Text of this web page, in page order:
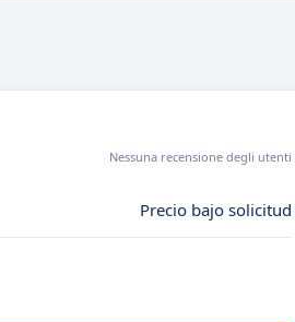
Nessuna recensione degli utenti
Precio bajo solicitud